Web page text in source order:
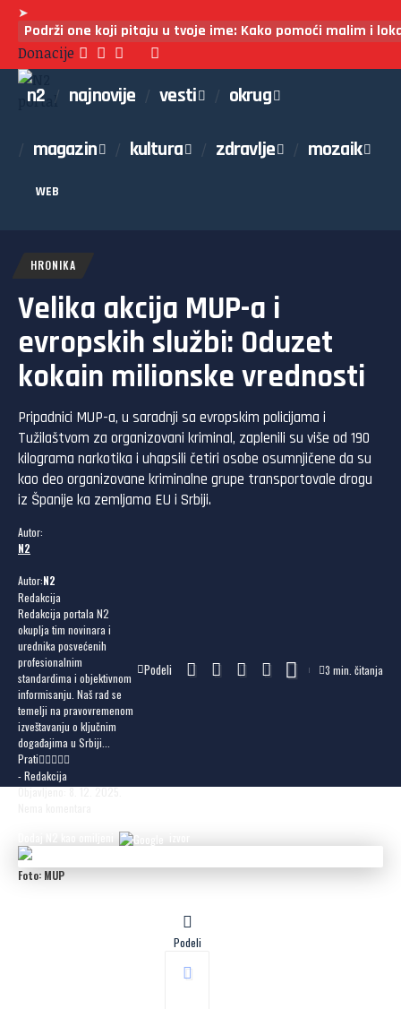
➤
Podrži one koji pitaju u tvoje ime: Kako pomoći malim i
Donacije
n2 najnovije vesti okrug
magazin kultura zdravlje mozaik
WEB
HRONIKA
Velika akcija MUP-a i
evropskih službi: Oduzet
kokain milionske vrednosti
Pripadnici MUP-a, u saradnji sa evropskim policijama i
Tužilaštvom za organizovani kriminal, zaplenili su više od 190
kilograma narkotika i uhapsili četiri osobe osumnjičene da su
kao deo organizovane kriminalne grupe transportovale drogu
iz Španije ka zemljama EU i Srbiji.
Autor:
N2
Autor:N2
Redakcija
Redakcija portala N2
okuplja tim novinara i
urednika posvećenih
profesionalnim
standardima i objektivnom
informisanju. Naš rad se
temelji na pravovremenom
izveštavanju o ključnim
događajima u Srbiji...
Prati
- Redakcija
Objavljeno: 8. 12. 2025.
Podeli 3 min. čitanja
Foto: MUP
Podeli